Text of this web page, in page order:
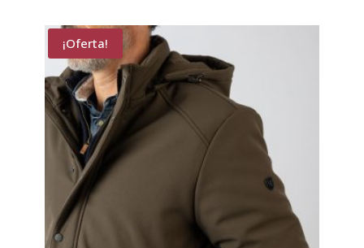
32,95€.19,99€.
¡Oferta!